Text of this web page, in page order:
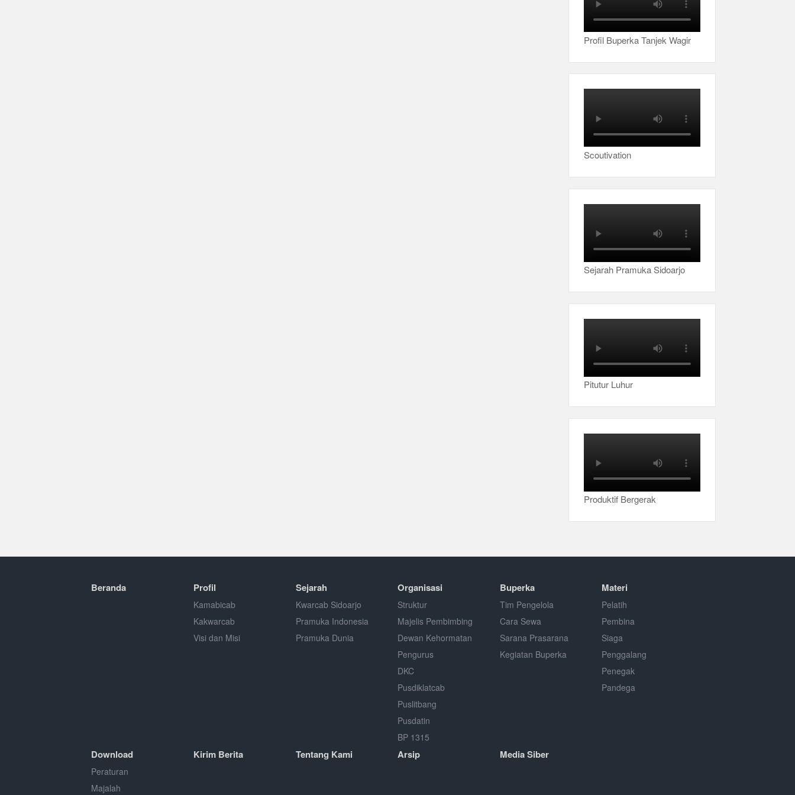
Profil Buperka Tanjek Wagir
Scoutivation
Sejarah Pramuka Sidoarjo
Pitutur Luhur
Produktif Bergerak
Beranda Profil
Kamabicab
Kakwarcab
Visi dan Misi
Sejarah
Kwarcab Sidoarjo
Pramuka Indonesia
Pramuka Dunia
Organisasi
Struktur
Majelis Pembimbing
Dewan Kehormatan
Pengurus
DKC
Pusdiklatcab
Puslitbang
Pusdatin
BP 1315
Buperka
Tim Pengelola
Cara Sewa
Sarana Prasarana
Kegiatan Buperka
Materi
Pelatih
Pembina
Siaga
Penggalang
Penegak
Pandega
Download
Peraturan
Majalah
Kirim Berita Tentang Kami Arsip Media Siber